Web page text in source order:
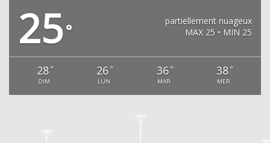
25°
partiellement nuageux
MAX 25 • MIN 25
28 °
DIM
26 °
LUN
36 °
MAR
38 °
MER